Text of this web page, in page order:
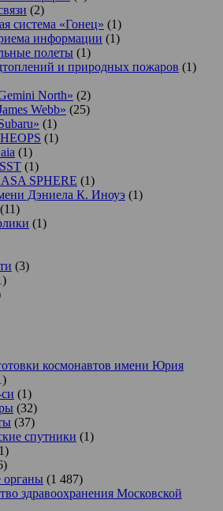
(2)
система «Гонец» (1)
информации (1)
полеты (1)
и природных пожаров (1)
North» (2)
Webb» (25)
(1)
(1)
(1)
(1)
SPHERE (1)
Дэниела К. Иноуэ (1)
(11)
(1)
(3)
космонавтов имени Юрия
(1)
(32)
(37)
спутники (1)
органы (1 487)
здравоохранения Московской